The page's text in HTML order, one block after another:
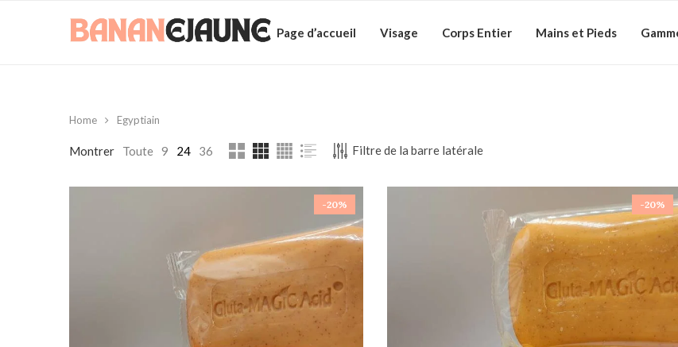
Page d’accueil Visage Corps Entier Mains et Pieds
Home Egyptiain
Montrer Toute 9 24 36 Filtre de la barre latérale
-20% -20%